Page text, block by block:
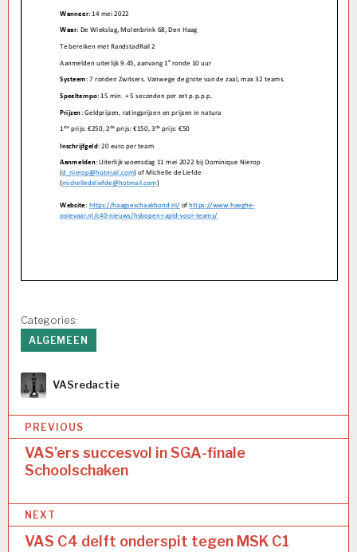
Categories:
ALGEMEEN
Author
VASredactie
Bericht
navigatie
PREVIOUS
VAS’ers succesvol in SGA-finale
Schoolschaken
NEXT
VAS C4 delft onderspit tegen MSK C1